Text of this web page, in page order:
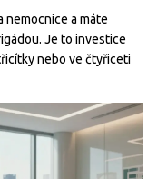
nemocnice a máte
Je to investice
nebo ve čtyřiceti